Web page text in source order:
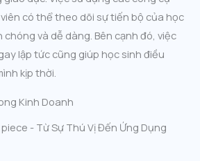
có thể theo dõi sự tiến bộ của học
và dễ dàng. Bên cạnh đó, việc
lập tức cũng giúp học sinh điều
kịp thời.
Kinh Doanh